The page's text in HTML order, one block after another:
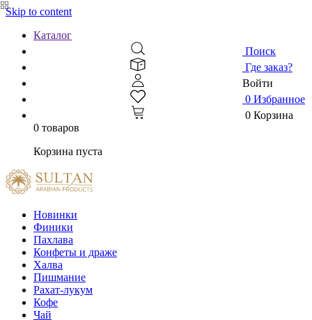
Skip to content
Каталог
Поиск
Где заказ?
Войти
0 Избранное
0 Корзина
0 товаров
Корзина пуста
Новинки
Финики
Пахлава
Конфеты и драже
Халва
Пишмание
Рахат-лукум
Кофе
Чай